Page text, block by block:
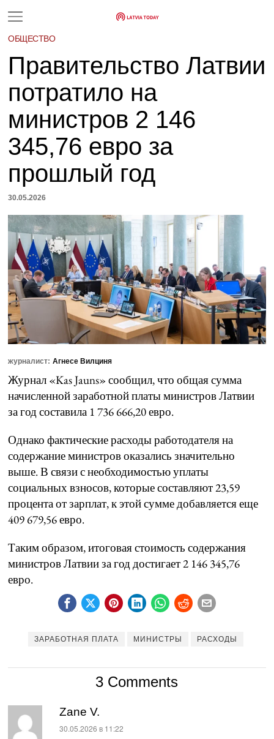
ОБЩЕСТВО
Правительство Латвии
потратило на
министров 2 146
345,76 евро за
прошлый год
30.05.2026
журналист: Агнесе Вилциня
Журнал «Kas Jauns» сообщил, что общая сумма
начисленной заработной платы министров Латвии
за год составила 1 736 666,20 евро.
Однако фактические расходы работодателя на
содержание министров оказались значительно
выше. В связи с необходимостью уплаты
социальных взносов, которые составляют 23,59
процента от зарплат, к этой сумме добавляется еще
409 679,56 евро.
Таким образом, итоговая стоимость содержания
министров Латвии за год достигает 2 146 345,76
евро.
ЗАРАБОТНАЯ ПЛАТА МИНИСТРЫ РАСХОДЫ
3 Comments
Zane V.
:
30.05.2026 в 11:22